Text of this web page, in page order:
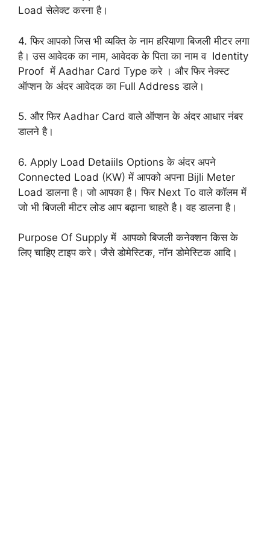
Load सेलेक्ट करना है।
4. फिर आपको जिस भी व्यक्ति के नाम हरियाणा बिजली मीटर लगा
है। उस आवेदक का नाम, आवेदक के पिता का नाम व Identity
Proof में Aadhar Card Type करे । और फिर नेक्स्ट
ऑप्शन के अंदर आवेदक का Full Address डाले।
5. और फिर Aadhar Card वाले ऑप्शन के अंदर आधार नंबर
डालने है।
6. Apply Load Detaiils Options के अंदर अपने
Connected Load (KW) में आपको अपना Bijli Meter
Load डालना है। जो आपका है। फिर Next To वाले कॉलम में
जो भी बिजली मीटर लोड आप बढ़ाना चाहते है। वह डालना है।
Purpose Of Supply में आपको बिजली कनेक्शन किस के
लिए चाहिए टाइप करे। जैसे डोमेस्टिक, नॉन डोमेस्टिक आदि।